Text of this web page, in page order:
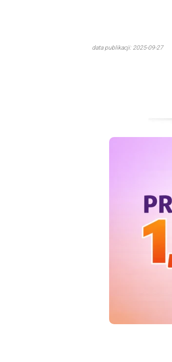
data publikacji: 2025-09-27